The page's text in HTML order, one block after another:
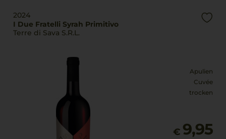
Alkoholgehalt
14 % Vol.
Lagerpotential
0 g
Konservierungsstoffe
2024
I Due Fratelli Syrah Primitivo
Terre di Sava S.R.L.
Apulien
Cuvée
trocken
€ 9,95